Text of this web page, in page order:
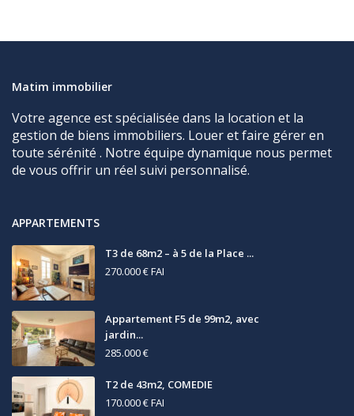
Matim immobilier
Votre agence est spécialisée dans la location et la
gestion de biens immobiliers. Louer et faire gérer en
toute sérénité . Notre équipe dynamique nous permet
de vous offrir un réel suivi personnalisé.
APPARTEMENTS
T3 de 68m2 – à 5 de la Place ...
270.000 €FAI
Appartement F5 de 99m2, avec
jardin...
285.000 €
T2 de 43m2, COMEDIE
170.000 €FAI